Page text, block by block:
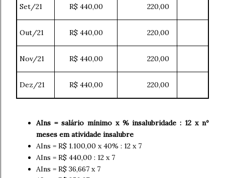
Set/21 R$ 440,00 220,00
Out/21 R$ 440,00 220,00
Nov/21 R$ 440,00 220,00
Dez/21 R$ 440,00 220,00
AIns = salário mínimo x % insalubridade : 12 x nº
meses em atividade insalubre
AIns = R$ 1.100,00 x 40% : 12 x 7
AIns = R$ 440,00 : 12 x 7
AIns = R$ 36,667 x 7